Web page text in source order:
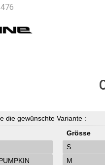
die gewünschte Variante :
Grösse
S
M